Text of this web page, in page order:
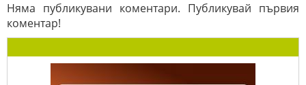
Няма публикувани коментари. Публикувай първия
коментар!